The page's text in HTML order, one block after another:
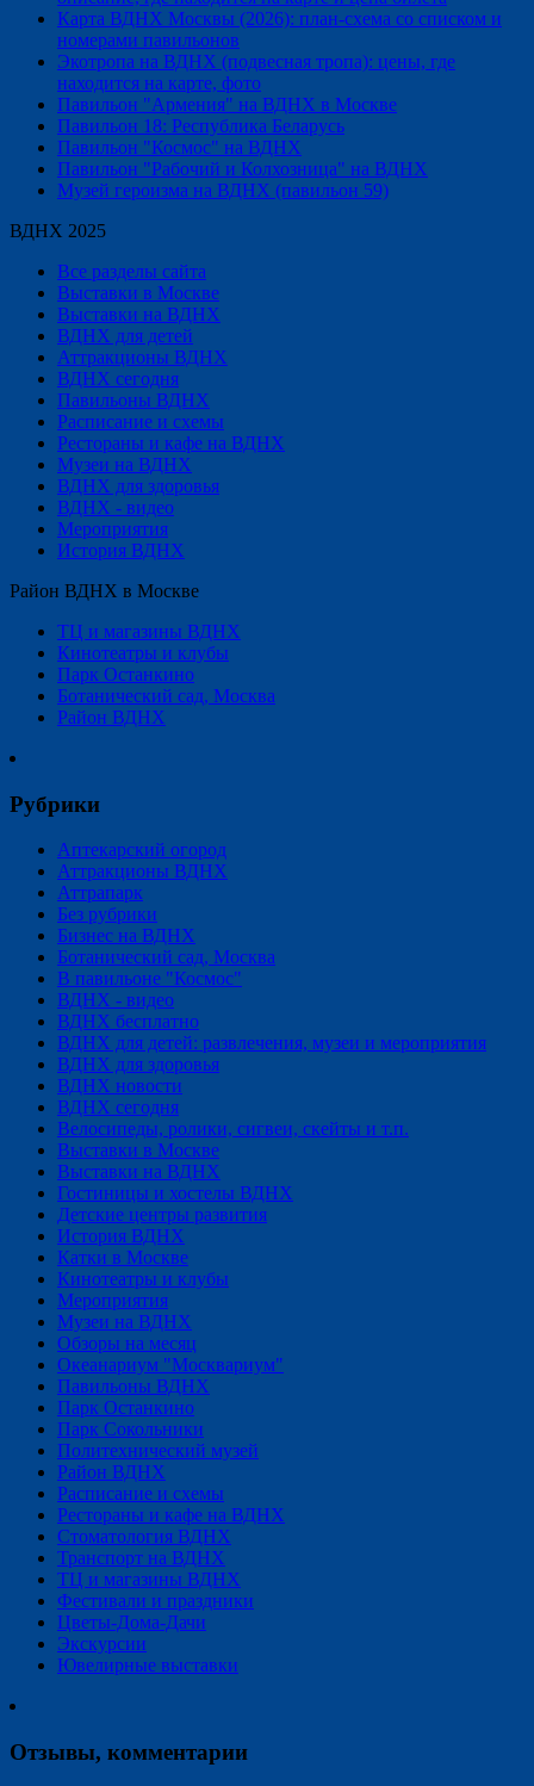
Карта ВДНХ Москвы (2026): план-схема со списком и
номерами павильонов
Экотропа на ВДНХ (подвесная тропа): цены, где
находится на карте, фото
Павильон "Армения" на ВДНХ в Москве
Павильон 18: Республика Беларусь
Павильон "Космос" на ВДНХ
Павильон "Рабочий и Колхозница" на ВДНХ
Музей героизма на ВДНХ (павильон 59)
ВДНХ 2025
Все разделы сайта
Выставки в Москве
Выставки на ВДНХ
ВДНХ для детей
Аттракционы ВДНХ
ВДНХ сегодня
Павильоны ВДНХ
Расписание и схемы
Рестораны и кафе на ВДНХ
Музеи на ВДНХ
ВДНХ для здоровья
ВДНХ - видео
Мероприятия
История ВДНХ
Район ВДНХ в Москве
ТЦ и магазины ВДНХ
Кинотеатры и клубы
Парк Останкино
Ботанический сад, Москва
Район ВДНХ
Рубрики
Аптекарский огород
Аттракционы ВДНХ
Аттрапарк
Без рубрики
Бизнес на ВДНХ
Ботанический сад, Москва
В павильоне "Космос"
ВДНХ - видео
ВДНХ бесплатно
ВДНХ для детей: развлечения, музеи и мероприятия
ВДНХ для здоровья
ВДНХ новости
ВДНХ сегодня
Велосипеды, ролики, сигвеи, скейты и т.п.
Выставки в Москве
Выставки на ВДНХ
Гостиницы и хостелы ВДНХ
Детские центры развития
История ВДНХ
Катки в Москве
Кинотеатры и клубы
Мероприятия
Музеи на ВДНХ
Обзоры на месяц
Океанариум "Москвариум"
Павильоны ВДНХ
Парк Останкино
Парк Сокольники
Политехнический музей
Район ВДНХ
Расписание и схемы
Рестораны и кафе на ВДНХ
Стоматология ВДНХ
Транспорт на ВДНХ
ТЦ и магазины ВДНХ
Фестивали и праздники
Цветы-Дома-Дачи
Экскурсии
Ювелирные выставки
Отзывы, комментарии